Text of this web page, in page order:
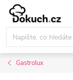
Přejít
obsah
Gastrolux